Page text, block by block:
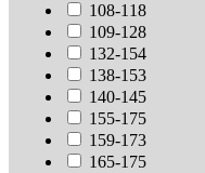
108-118
109-128
132-154
138-153
140-145
155-175
159-173
165-175